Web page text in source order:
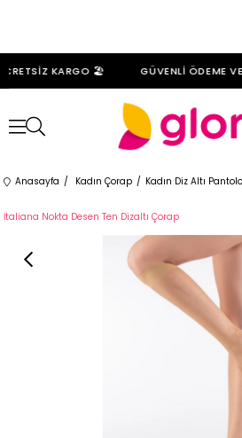
KARGO 🏖️ GÜVENLİ ÖDEME
Anasayfa Kadın Çorap Kadın Diz Altı
İtaliana Nokta Desen Ten Dizaltı Çorap